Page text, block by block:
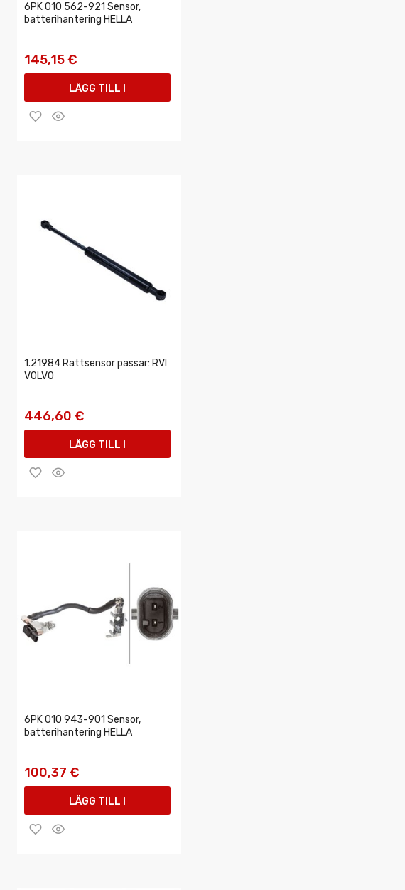
6PK 010 562-921 Sensor,
batterihantering HELLA
145,15 €
LÄGG TILL I
VARUKORGEN
1.21984 Rattsensor passar: RVI
VOLVO
446,60 €
LÄGG TILL I
VARUKORGEN
6PK 010 943-901 Sensor,
batterihantering HELLA
100,37 €
LÄGG TILL I
VARUKORGEN